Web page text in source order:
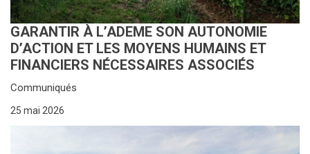
GARANTIR À L’ADEME SON AUTONOMIE
D’ACTION ET LES MOYENS HUMAINS ET
FINANCIERS NÉCESSAIRES ASSOCIÉS
Communiqués
25 mai 2026